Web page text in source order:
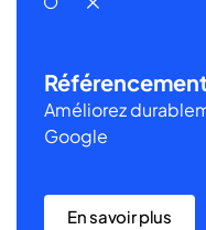
Améliorez
Google
En savoir plus